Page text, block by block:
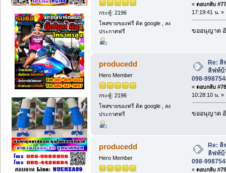
กระทู้: 2196
โพสขายของฟรี ติด google , ลง
ประกาศฟรี
« ตอบกลับ
17:19:41 น. »
ขออนุญาต
producedd
Hero Member
กระทู้: 2196
โพสขายของฟรี ติด google , ลง
ประกาศฟรี
Re: ลิ
ลิฟท์บ้
098-
« ตอบกลับ
10:28:10 น. »
ขออนุญาต
producedd
Hero Member
Re:
ลิฟท์บ้
098-
« ตอบกลับ